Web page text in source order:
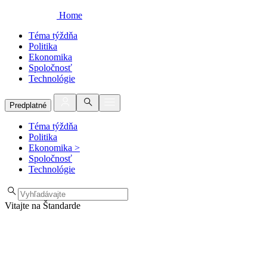
Home
Téma týždňa
Politika
Ekonomika
Spoločnosť
Technológie
Predplatné
Téma týždňa
Politika
Ekonomika >
Spoločnosť
Technológie
Vitajte na Štandarde